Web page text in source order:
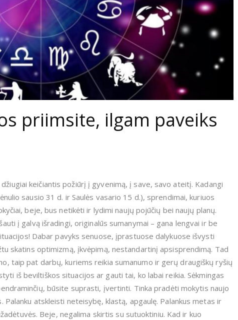
priimsite, ilgam paveiks
keičiantis požiūrį į gyvenimą, į save, savo ateitį. Kadangi
sausio 31 d. ir Saulės vasario 15 d.), sprendimai, kuriuos
beje, bus netikėti ir lydimi naujų pojūčių bei naujų planų.
į galvą išradingi, originalūs sumanymai – gana lengvai ir be
Dabar pavyks senuose, įprastuose dalykuose išvysti
skatins optimizmą, įkvėpimą, nestandartinį apsisprendimą. Tad
taip pat darbų, kuriems reikia sumanumo ir gerų draugiškų ryšių
iš beviltiškos situacijos ar gauti tai, ko labai reikia. Sėkmingas
būsite suprasti, įvertinti. Tinka pradėti mokytis naujo
atskleisti neteisybę, klastą, apgaulę. Palankus metas ir
Beje, negalima skirtis su sutuoktiniu. Kad ir kuo